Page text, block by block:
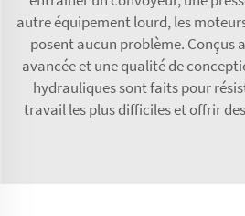
autre équipement lourd, les
posent aucun problème. Conçus
avancée et une qualité de
hydrauliques sont faits pour
travail les plus difficiles et offrir